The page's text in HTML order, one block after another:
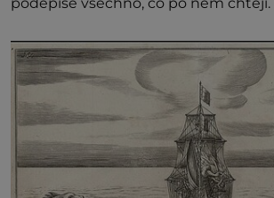
výslechů nikdo nevyvíjel fyzický ani
Syn brněnského řezníka chce být